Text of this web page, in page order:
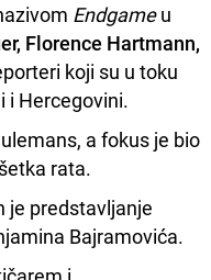
Endgameu
Florence Hartmann,
koji su u toku
i Hercegovini.
a fokus je bio
rata.
je predstavljanje
Bajramovića.